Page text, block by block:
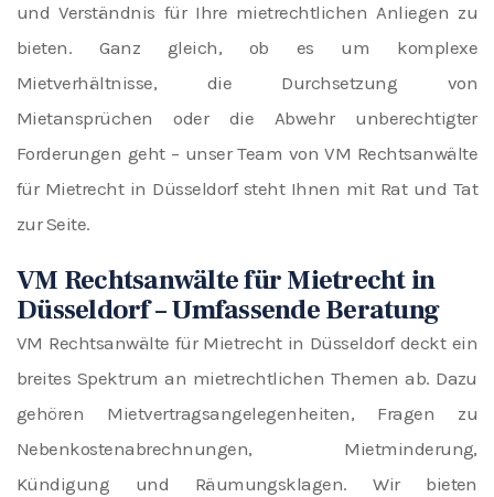
und Verständnis für Ihre mietrechtlichen Anliegen zu
bieten. Ganz gleich, ob es um komplexe
Mietverhältnisse, die Durchsetzung von
Mietansprüchen oder die Abwehr unberechtigter
Forderungen geht – unser Team von VM Rechtsanwälte
für Mietrecht in Düsseldorf steht Ihnen mit Rat und Tat
zur Seite.
VM Rechtsanwälte für Mietrecht in
Düsseldorf – Umfassende Beratung
VM Rechtsanwälte für Mietrecht in Düsseldorf deckt ein
breites Spektrum an mietrechtlichen Themen ab. Dazu
gehören Mietvertragsangelegenheiten, Fragen zu
Nebenkostenabrechnungen, Mietminderung,
Kündigung und Räumungsklagen. Wir bieten